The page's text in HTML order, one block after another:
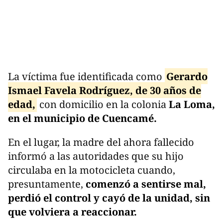
La víctima fue identificada como Gerardo
Ismael Favela Rodríguez, de 30 años de
edad, con domicilio en la coloniaLa Loma,
en el municipio de Cuencamé.
En el lugar, la madre del ahora fallecido
informó a las autoridades que su hijo
circulaba en la motocicleta cuando,
presuntamente, comenzó a sentirse mal,
perdió el control y cayó de la unidad, sin
que volviera a reaccionar.